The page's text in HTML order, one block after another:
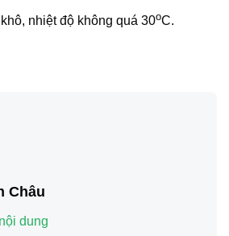
nhiệt độ không quá 30oC.
Châu
dung